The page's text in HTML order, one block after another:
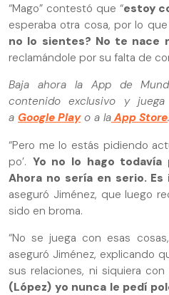
“Mago” contestó que “estoy
esperaba otra cosa, por lo
no lo sientes? No te nace
reclamándole por su falta de
Baja ahora la App de
contenido exclusivo y
a Google Playo a laApp Store.
“Pero me lo estás pidiendo
po’. Yo no lo hago
Ahora no sería en serio.
aseguró Jiménez, que luego
sido en broma.
“No se juega con esas
aseguró Jiménez, explicando
sus relaciones, ni siquiera con
(López) yo nunca le pedí